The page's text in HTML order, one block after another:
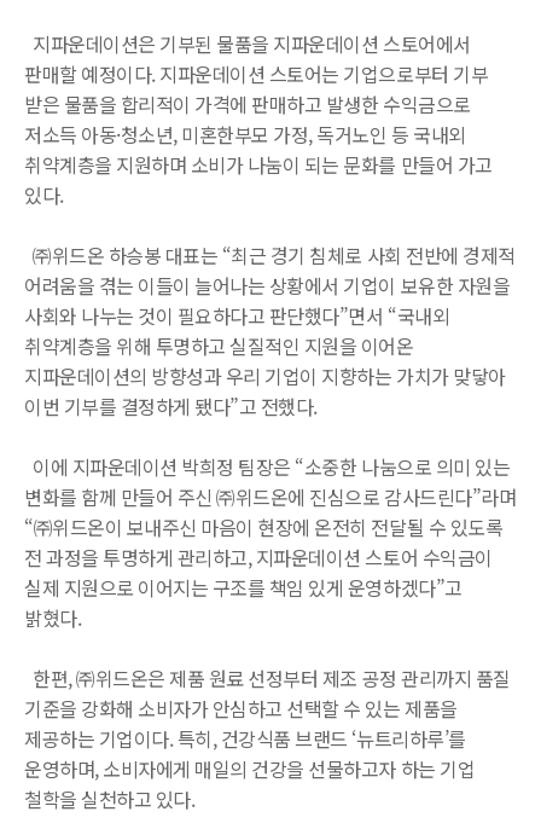
지파운데이션은 기부된 물품을 지파운데이션 스토어에서
판매할 예정이다. 지파운데이션 스토어는 기업으로부터 기부
받은 물품을 합리적이 가격에 판매하고 발생한 수익금으로
저소득 아동·청소년, 미혼한부모 가정, 독거노인 등 국내외
취약계층을 지원하며 소비가 나눔이 되는 문화를 만들어 가고
있다.
㈜위드온 하승봉 대표는 “최근 경기 침체로 사회 전반에 경제적
어려움을 겪는 이들이 늘어나는 상황에서 기업이 보유한 자원을
사회와 나누는 것이 필요하다고 판단했다”면서 “국내외
취약계층을 위해 투명하고 실질적인 지원을 이어온
지파운데이션의 방향성과 우리 기업이 지향하는 가치가 맞닿아
이번 기부를 결정하게 됐다”고 전했다.
이에 지파운데이션 박희정 팀장은 “소중한 나눔으로 의미 있는
변화를 함께 만들어 주신 ㈜위드온에 진심으로 감사드린다”라며
“㈜위드온이 보내주신 마음이 현장에 온전히 전달될 수 있도록
전 과정을 투명하게 관리하고, 지파운데이션 스토어 수익금이
실제 지원으로 이어지는 구조를 책임 있게 운영하겠다”고
밝혔다.
한편, ㈜위드온은 제품 원료 선정부터 제조 공정 관리까지 품질
기준을 강화해 소비자가 안심하고 선택할 수 있는 제품을
제공하는 기업이다. 특히, 건강식품 브랜드 ‘뉴트리하루’를
운영하며, 소비자에게 매일의 건강을 선물하고자 하는 기업
철학을 실천하고 있다.